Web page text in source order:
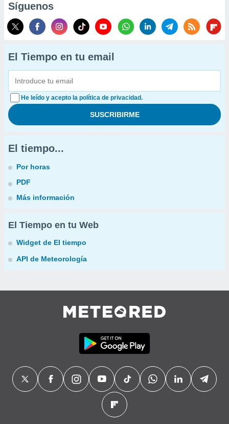
Síguenos
El Tiempo en tu email
He leído y acepto la política de privacidad.
El tiempo...
Por horas
PDF
Más información
El Tiempo en tu Web
Widget de El tiempo
API de Meteorología